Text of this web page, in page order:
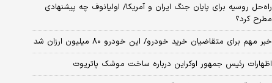
راه‌حل روسیه برای پایان جنگ ایران و آمریکا/ اولیانوف چه پیشنهادی
مطرح کرد؟
خبر مهم برای متقاضیان خرید خودرو/ این خودرو ۸۰ میلیون ارزان شد
اظهارات رئیس جمهور اوکراین درباره ساخت موشک پاتریوت